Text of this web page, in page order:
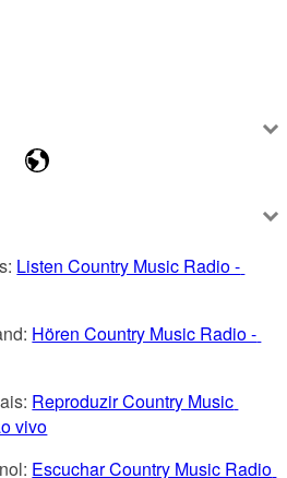
Listen Country Music Radio -
Hören Country Music Radio -
Reproduzir Country Music
vivo
Escuchar Country Music Radio